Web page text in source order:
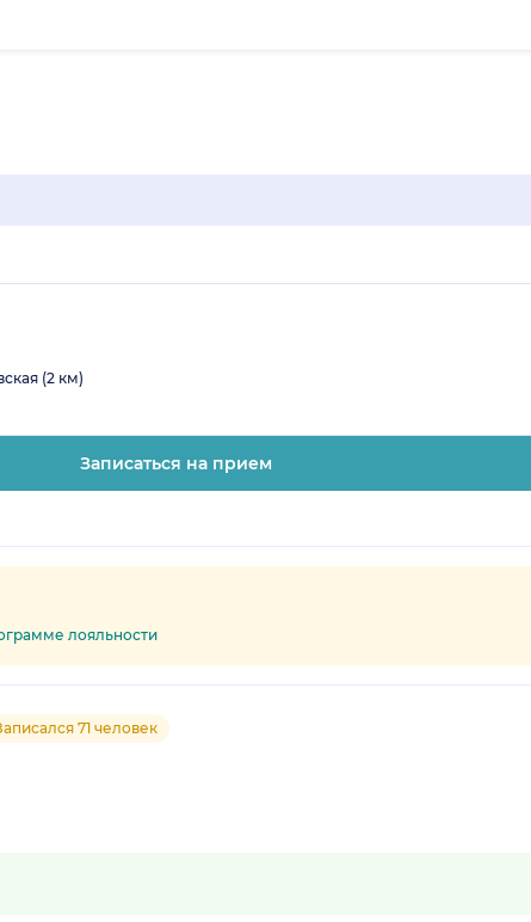
(2 км)
Записаться на прием
лояльности
71 человек